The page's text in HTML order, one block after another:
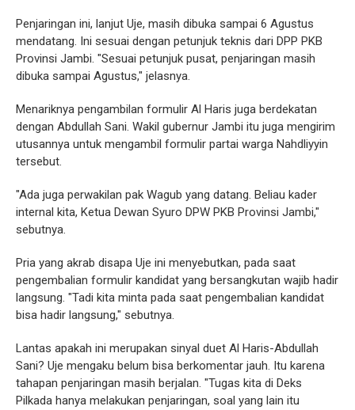
Penjaringan ini, lanjut Uje, masih dibuka sampai 6 Agustus
mendatang. Ini sesuai dengan petunjuk teknis dari DPP PKB
Provinsi Jambi. "Sesuai petunjuk pusat, penjaringan masih
dibuka sampai Agustus," jelasnya.
Menariknya pengambilan formulir Al Haris juga berdekatan
dengan Abdullah Sani. Wakil gubernur Jambi itu juga mengirim
utusannya untuk mengambil formulir partai warga Nahdliyyin
tersebut.
"Ada juga perwakilan pak Wagub yang datang. Beliau kader
internal kita, Ketua Dewan Syuro DPW PKB Provinsi Jambi,"
sebutnya.
Pria yang akrab disapa Uje ini menyebutkan, pada saat
pengembalian formulir kandidat yang bersangkutan wajib hadir
langsung. "Tadi kita minta pada saat pengembalian kandidat
bisa hadir langsung," sebutnya.
Lantas apakah ini merupakan sinyal duet Al Haris-Abdullah
Sani? Uje mengaku belum bisa berkomentar jauh. Itu karena
tahapan penjaringan masih berjalan. "Tugas kita di Deks
Pilkada hanya melakukan penjaringan, soal yang lain itu